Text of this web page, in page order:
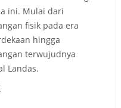
ini. Mulai dari
fisik pada era
hingga
terwujudnya
Landas.